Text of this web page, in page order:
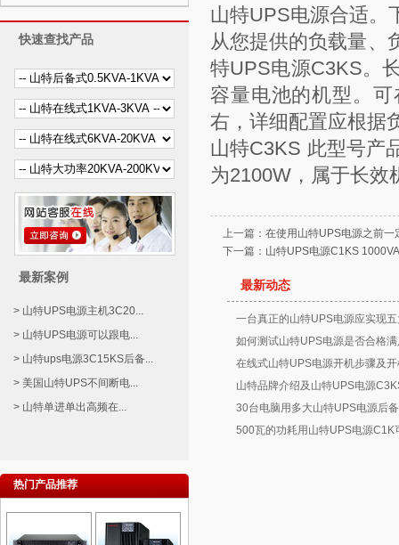
快速查找产品
最新案例
> 山特UPS电源主机3C20...
> 山特UPS电源可以跟电...
> 山特ups电源3C15KS后备...
> 美国山特UPS不间断电...
> 山特单进单出高频在...
热门产品推荐
山特UPS电源合适。
从您提供的负载量、
特UPS电源C3KS。
容量电池的机型。
右，详细配置应根
山特C3KS 此型号产
为2100W，属于长效
上一篇： 在使用山特UPS电源之前一
下一篇： 山特UPS电源C1KS
最新动态
一台真正的山特UPS电源应实现
如何测试山特UPS电源是否合格
在线式山特UPS电源开机步骤及
山特品牌介绍及山特UPS电源
30台电脑用多大山特UPS电源后备
500瓦的功耗用山特UPS电源C1K